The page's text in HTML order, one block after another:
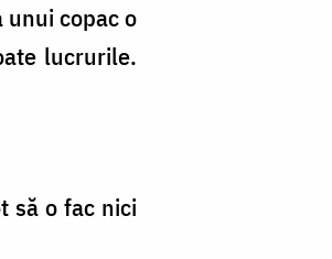
copac o
lucrurile.
să o fac nici